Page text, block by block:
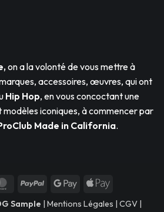
on a la volonté de vous mettre à
accessoires, œuvres, qui ont
Hip Hop, en vous concoctant une
iconiques, à commencer par
Made in California.
MasterCardPayPal
Google Apple
Sample Mentions Légales CGV